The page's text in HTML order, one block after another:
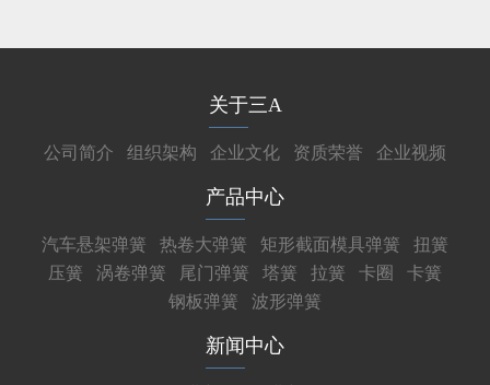
关于三A
公司简介 组织架构 企业文化 资质荣誉 企业视频
产品中心
汽车悬架弹簧 热卷大弹簧 矩形截面模具弹簧
扭簧
压簧
涡卷弹簧 尾门弹簧 塔簧 拉簧 卡圈
卡簧
钢板弹簧
波形弹簧
新闻中心